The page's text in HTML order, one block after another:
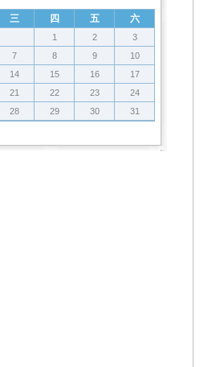
三 四 五 六
1 2
3
7 8 9
10
14 15 16
17
21 22 23
24
28 29 30 31